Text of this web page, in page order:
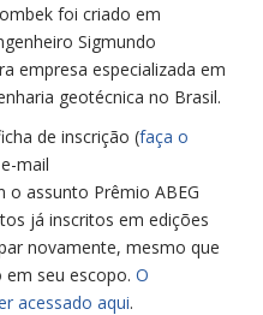
foi criado em
Sigmundo
empresa especializada em
geotécnica no Brasil.
de inscrição (faça o
mail
o assunto Prêmio ABEG
já inscritos em edições
novamente, mesmo que
seu escopo. O
acessado aqui.